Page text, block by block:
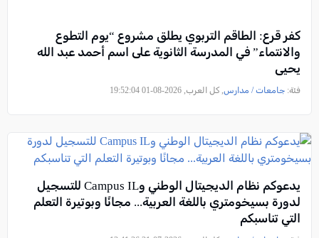
كفر قرع: الطاقم التربوي يطلق مشروع “يوم التطوع
والانتماء” في المدرسة الثانوية على اسم أحمد عبد الله
يحيى
فئة: جامعات / مدارس , كل العرب, 2026-08-01 19:52:04
يدعوكم نظام الديجيتال الوطني وCampus IL للتسجيل
لدورة بسيخومتري باللغة العربية... مجانًا وبوتيرة التعلم
التي تناسبكم